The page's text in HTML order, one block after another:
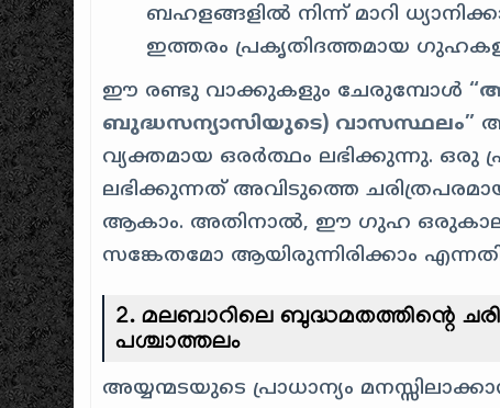
ബഹളങ്ങളിൽ നിന്ന് മാറി
ഇത്തരം പ്രകൃതിദത്തമായ
ഈ രണ്ടു വാക്കുകളും ചേരുമ്പോൾ
ബുദ്ധസന്യാസിയുടെ) വാസസ്ഥലം”
വ്യക്തമായ ഒരർത്ഥം ലഭിക്കുന്നു. ഒരു
ലഭിക്കുന്നത് അവിടുത്തെ
ആകാം. അതിനാൽ, ഈ ഗുഹ
സങ്കേതമോ ആയിരുന്നിരിക്കാം
2. മലബാറിലെ ബുദ്ധമതത്തിന്റെ
പശ്ചാത്തലം
അയ്യന്മടയുടെ പ്രാധാന്യം